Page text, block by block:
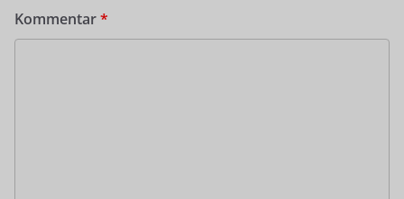
Kommentar*